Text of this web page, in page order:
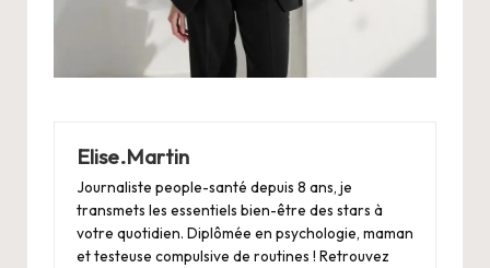
Elise.Martin
Journaliste people-santé depuis 8 ans, je
transmets les essentiels bien-être des stars à
votre quotidien. Diplômée en psychologie, maman
et testeuse compulsive de routines ! Retrouvez